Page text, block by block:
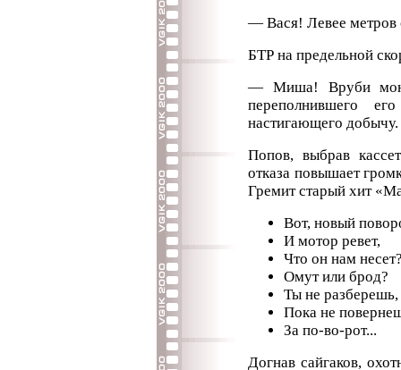
— Вася! Левее метров
БТР на предельной
— Миша! Вруби
переполнившего
настигающего
Попов, выбрав
отказа повышает
Гремит старый хит
Вот, новый
И мотор ревет,
Что он нам
Омут или брод?
Ты не разберешь,
Пока не
За по-во-рот...
Догнав сайгаков,